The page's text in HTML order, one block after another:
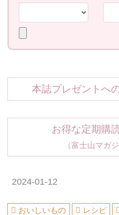
本誌プレゼントへ
お得な定期購
（富士山マガジ
2024-01-12
おいしいもの レシピ